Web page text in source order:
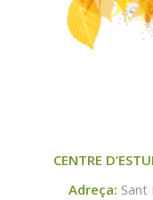
CENTRE
Adreça: Sant